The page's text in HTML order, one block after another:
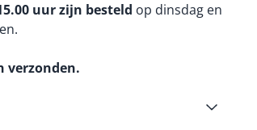
uur zijn besteld op dinsdag en
verzonden.